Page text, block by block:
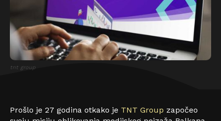
tnt group
Prošlo je 27 godina otkako je TNT Group započeo